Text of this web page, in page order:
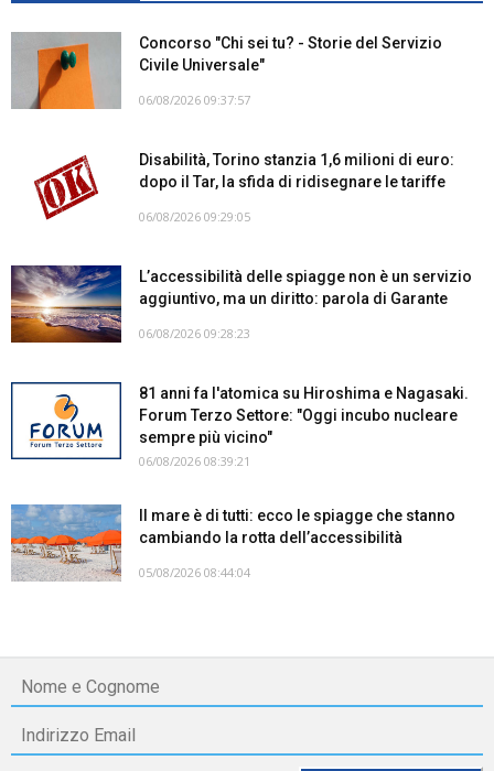
Concorso "Chi sei tu? - Storie del Servizio
Civile Universale"
06/08/2026 09:37:57
Disabilità, Torino stanzia 1,6 milioni di euro:
dopo il Tar, la sfida di ridisegnare le tariffe
06/08/2026 09:29:05
L’accessibilità delle spiagge non è un servizio
aggiuntivo, ma un diritto: parola di Garante
06/08/2026 09:28:23
81 anni fa l'atomica su Hiroshima e Nagasaki.
Forum Terzo Settore: "Oggi incubo nucleare
sempre più vicino"
06/08/2026 08:39:21
Il mare è di tutti: ecco le spiagge che stanno
cambiando la rotta dell’accessibilità
05/08/2026 08:44:04